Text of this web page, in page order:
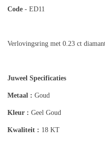
Code - ED11
Verlovingsring met 0.23 ct
Juweel Specificaties
Metaal :
Kleur : Geel
Kwaliteit : 18